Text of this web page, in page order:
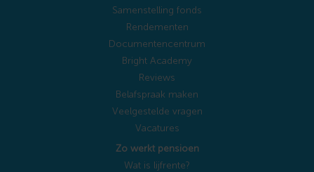
Samenstelling fonds
Rendementen
Documentencentrum
Bright Academy
Reviews
Belafspraak maken
Veelgestelde vragen
Vacatures
Zo werkt pensioen
Wat is lijfrente?